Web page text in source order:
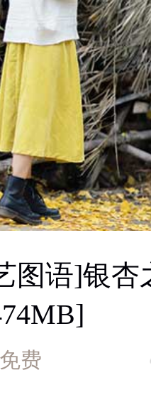
图语]银杏
费